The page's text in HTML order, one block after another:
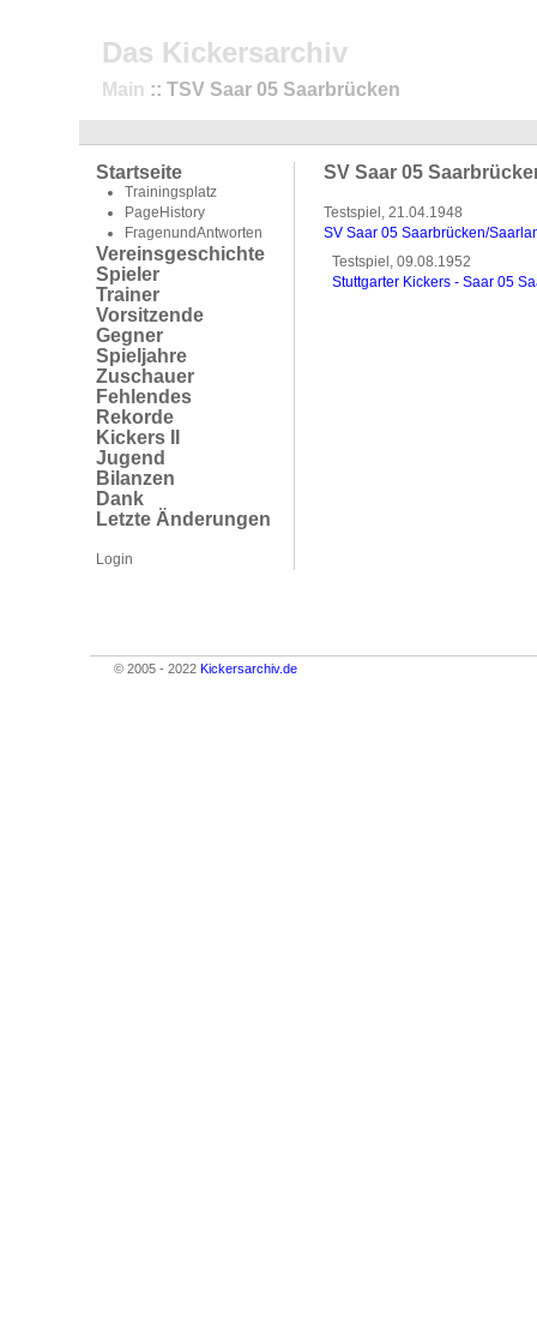
Das Kickersarchiv
Main :: TSV Saar 05 Saarbrücken
Startseite
Trainingsplatz
PageHistory
FragenundAntworten
Vereinsgeschichte
Spieler
Trainer
Vorsitzende
Gegner
Spieljahre
Zuschauer
Fehlendes
Rekorde
Kickers II
Jugend
Bilanzen
Dank
Letzte Änderungen
Login
SV Saar 05
Testspiel, 21.04.1948
SV Saar 05 Saarbrücken/
Testspiel, 09.08.1952
Stuttgarter Kickers - Saar 05
© 2005 - 2022 Kickersarchiv.de